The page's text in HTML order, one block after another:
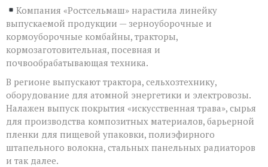
Компания «Ростсельмаш» нарастила линейку
выпускаемой продукции — зерноуборочные и
кормоуборочные комбайны, тракторы,
кормозаготовительная, посевная и
почвообрабатывающая техника.
В регионе выпускают трактора, сельхозтехнику,
оборудование для атомной энергетики и электровозы.
Налажен выпуск покрытия «искусственная трава», сырья
для производства композитных материалов, барьерной
пленки для пищевой упаковки, полиэфирного
штапельного волокна, стальных панельных радиаторов
и так далее.